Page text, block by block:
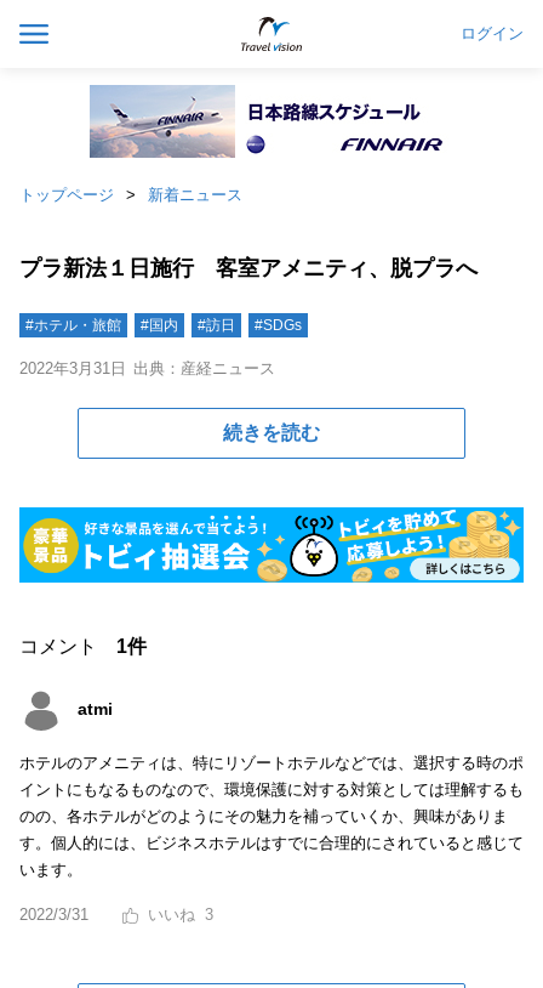
ログイン
トップページ 新着ニュース
プラ新法１日施行 客室アメニティ、脱プラへ
#ホテル・旅館 #国内 #訪日 #SDGs
2022年3月31日 出典：産経ニュース
続きを読む
コメント 1件
atmi
ホテルのアメニティは、特にリゾートホテルなどでは、選択する時のポ
イントにもなるものなので、環境保護に対する対策としては理解するも
のの、各ホテルがどのようにその魅力を補っていくか、興味がありま
す。個人的には、ビジネスホテルはすでに合理的にされていると感じて
います。
2022/3/31 3